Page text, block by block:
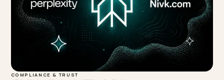
B2B & WHOLESALE
¿Cómo saber si tu proveedor de AEO te está vendiendo
El mercado de AEO en LatAm se llenó de revendedores que prometen
"rankear en ChatGPT" como si existiera un ranking. Distinguir al
proveedor original del intermediario es una checklist de
de marca.
Lawrence Dauchy Jun 7, 2026·4 min